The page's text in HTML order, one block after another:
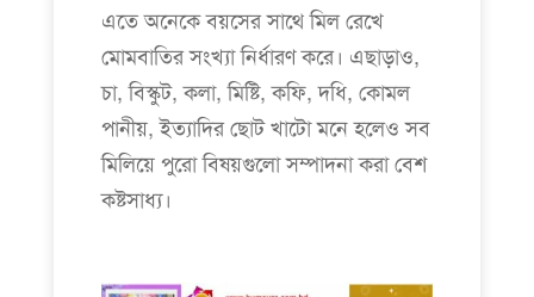
এতে অনেকে বয়সের সাথে মিল রেখে
মোমবাতির সংখ্যা নির্ধারণ করে। এছাড়াও,
চা, বিস্কুট, কলা, মিষ্টি, কফি, দধি, কোমল
পানীয়, ইত্যাদির ছোট খাটো মনে হলেও সব
মিলিয়ে পুরো বিষয়গুলো সম্পাদনা করা বেশ
কষ্টসাধ্য।